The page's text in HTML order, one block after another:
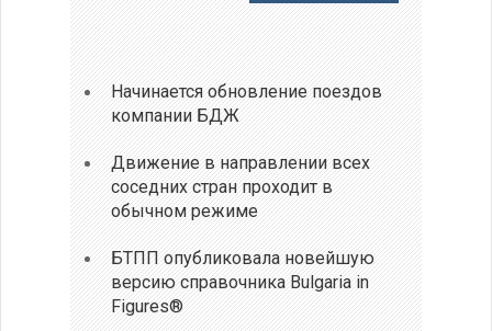
Начинается обновление поездов
компании БДЖ
Движение в направлении всех
соседних стран проходит в
обычном режиме
БТПП опубликовала новейшую
версию справочника Bulgaria in
Figures®